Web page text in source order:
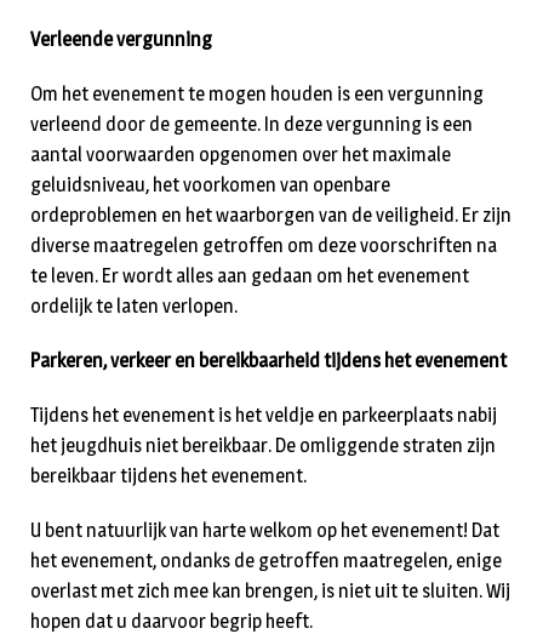
Verleende vergunning
Om het evenement te mogen houden is een vergunning
verleend door de gemeente. In deze vergunning is een
aantal voorwaarden opgenomen over het maximale
geluidsniveau, het voorkomen van openbare
ordeproblemen en het waarborgen van de veiligheid. Er zijn
diverse maatregelen getroffen om deze voorschriften na
te leven. Er wordt alles aan gedaan om het evenement
ordelijk te laten verlopen.
Parkeren, verkeer en bereikbaarheid tijdens het evenement
Tijdens het evenement is het veldje en parkeerplaats nabij
het jeugdhuis niet bereikbaar. De omliggende straten zijn
bereikbaar tijdens het evenement.
U bent natuurlijk van harte welkom op het evenement! Dat
het evenement, ondanks de getroffen maatregelen, enige
overlast met zich mee kan brengen, is niet uit te sluiten. Wij
hopen dat u daarvoor begrip heeft.